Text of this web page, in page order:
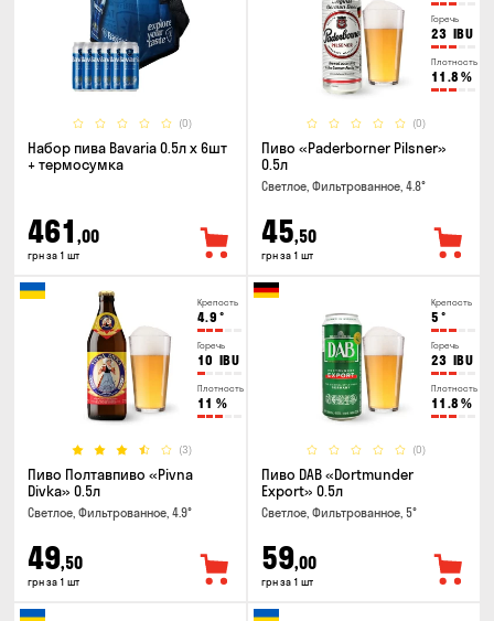
(0)
Набор пива Bavaria 0.5л х 6шт
+ термосумка
461 ,00
грн за 1 шт
Горечь
23 IBU
Плотность
11.8 %
(0)
Пиво «Paderborner Pilsner»
0.5л
Светлое, Фильтрованное, 4.8°
45,50
грн за 1 шт
Крепость
4.9 °
Горечь
10 IBU
Плотность
11 %
(3)
Пиво Полтавпиво «Pivna
Divka» 0.5л
Светлое, Фильтрованное, 4.9°
49,50
грн за 1 шт
Крепость
5 °
Горечь
23 IBU
Плотность
11.8 %
(0)
Пиво DAB «Dortmunder
Export» 0.5л
Светлое, Фильтрованное, 5°
59,00
грн за 1 шт